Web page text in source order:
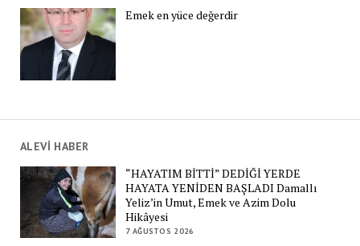
Emek en yüce değerdir
ALEVİ HABER
“HAYATIM BİTTİ” DEDİĞİ YERDE
HAYATA YENİDEN BAŞLADI Damallı
Yeliz’in Umut, Emek ve Azim Dolu
Hikâyesi
7 AĞUSTOS 2026